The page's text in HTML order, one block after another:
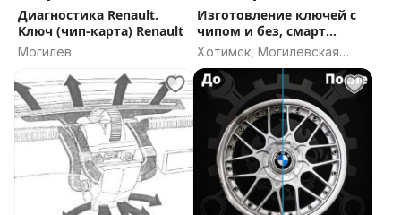
Территория эксплуатации автомобилей - вся РБ.
Машины всегда чистые и ухоженные
Сдавать автомобиль рекомендуется в чистом виде и
с тем же уровнем топлива, каков был при получении,
или же оплатить услуги мойки и стоимость
недостающего топлива.
Прокат авто, прокат автомобиля, прокат авто минск,
аренда автомобиля, прокат автомобилей
Диагностика Renault.
Ключ (чип-карта) Renault
Могилев
Изготовление ключей с
чипом и без, смарт
ключей
Хотимск, Могилевская
область